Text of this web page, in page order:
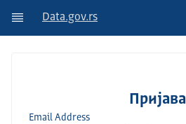
Data.gov.rs
Пријава
Email Address